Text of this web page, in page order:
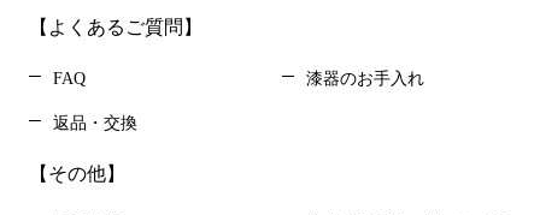
【よくあるご質問】
FAQ 漆器のお手入れ
返品・交換
【その他】